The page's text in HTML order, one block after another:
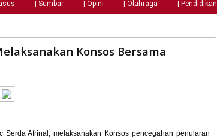
| Sumbar | Opini | Olahraga | Pendidikan
Konsos Bersama
Serda Afrinal, melaksanakan Konsos pencegahan penularan